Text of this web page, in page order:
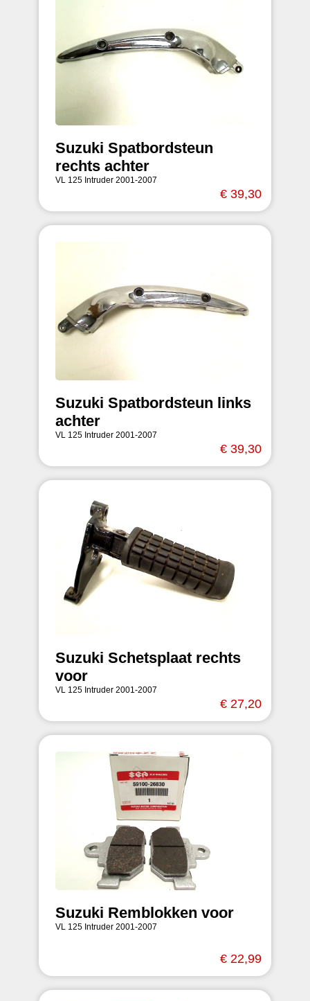
Suzuki Spatbordsteun
rechts achter
VL 125 Intruder 2001-2007
€ 39,30
Suzuki Spatbordsteun links
achter
VL 125 Intruder 2001-2007
€ 39,30
Suzuki Schetsplaat rechts
voor
VL 125 Intruder 2001-2007
€ 27,20
Suzuki Remblokken voor
VL 125 Intruder 2001-2007
€ 22,99